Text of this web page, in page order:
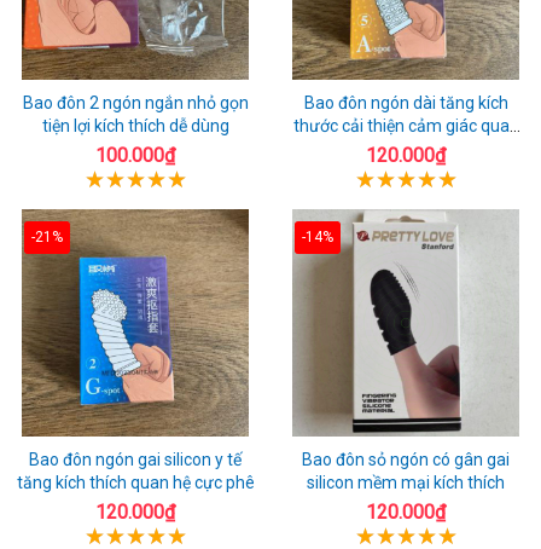
Bao đôn 2 ngón ngắn nhỏ gọn
tiện lợi kích thích dễ dùng
100.000₫
Bao đôn ngón dài tăng kích
thước cải thiện cảm giác quan
hệ
120.000₫
-21%
Bao đôn ngón gai silicon y tế
tăng kích thích quan hệ cực phê
120.000₫
-14%
Bao đôn sỏ ngón có gân gai
silicon mềm mại kích thích
120.000₫